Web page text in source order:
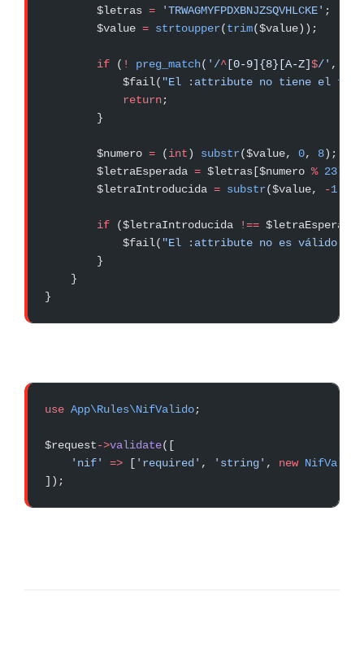
        $letras
= 'TRWAGMYFPDXBNJZSQVHLCKE' ;
        $value
= strtoupper(trim($value));
        if
( ! preg_match( '/^[0-9]{8}[A-Z]$/' ,
            $fail(
"El :attribute no tiene el
            return
;
        }
        $numero
= (int) substr($value, 0, 8);
        $letraEsperada
= $letras[$numero % 23];
        $letraIntroducida
= substr($value, -1
        if
($letraIntroducida !==
            $fail(
"El :attribute no es válido."
        }
    }
}
use App\Rules\NifValido;
$request->validate([
    'nif'
=> [ 'required' , 'string' , new NifValido
]);